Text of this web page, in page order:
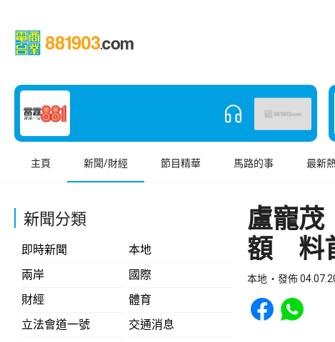
主頁 新聞/財經 節目精華 馬路的事 最新
新聞分類
即時新聞
本地
兩岸
國際
財經
體育
立法會道一號
交通消息
盧寵茂
額 料
本地 發佈
Share to Facebook
Share to